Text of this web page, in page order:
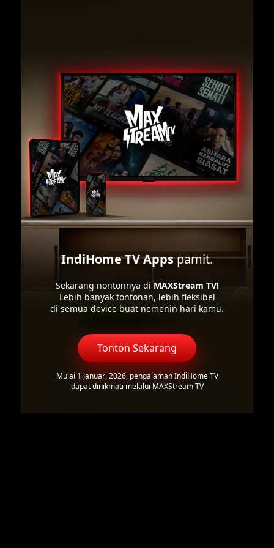
IndiHome TV Appspamit.
Sekarang nontonnya di MAXStream TV!
Lebih banyak tontonan, lebih fleksibel
di semua device buat nemenin hari kamu.
Tonton Sekarang
Mulai 1 Januari 2026, pengalaman IndiHome TV
dapat dinikmati melalui MAXStream TV